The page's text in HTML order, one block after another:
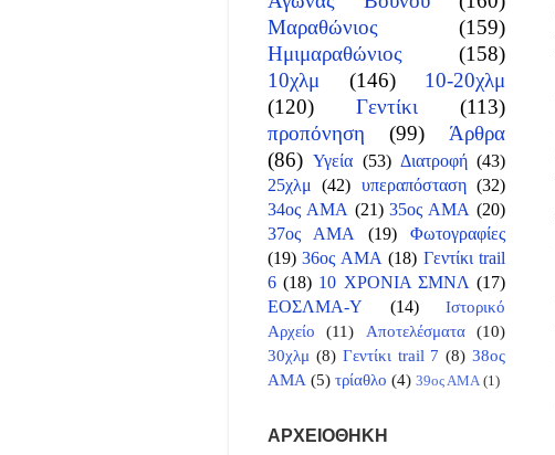
Μαραθώνιος
(159)
Ημιμαραθώνιος
(158)
10χλμ
(146)
10-20χλμ
(120)
Γεντίκι
(113)
προπόνηση
(99)
Άρθρα
(86) Υγεία (53) Διατροφή (43)
25χλμ (42) υπεραπόσταση (32)
34ος ΑΜΑ (21) 35ος ΑΜΑ (20)
37ος ΑΜΑ
(19)
Φωτογραφίες
(19) 36ος ΑΜΑ (18) Γεντίκι trail
6 (18) 10 ΧΡΟΝΙΑ ΣΜΝΛ (17)
ΕΟΣΛΜΑ-Υ
(14)
Ιστορικό
Αρχείο
(11) Αποτελέσματα
(10)
30χλμ (8) Γεντίκι trail 7 (8) 38ος
ΑΜΑ (5) τρίαθλο (4) 39ος ΑΜΑ (1)
ΑΡΧΕΙΟΘΗΚΗ